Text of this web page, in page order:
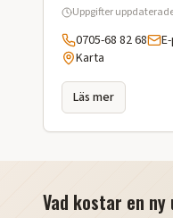
Uppgifter
0705-68 82 68
Karta
Läs mer
Vad kostar en